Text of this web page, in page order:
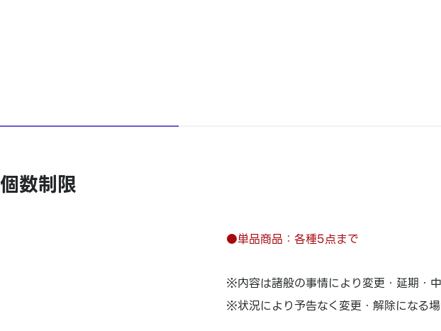
個数制限
●単品商品：各種5点まで
※内容は諸般の事情により変更・延期・中
※状況により予告なく変更・解除になる